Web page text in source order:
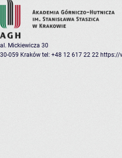
al. Mickiewicza 30
30-059 Kraków tel: +48 12 617 22 22 https://